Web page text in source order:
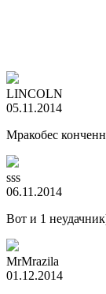
LINCOLN
05.11.2014
Мракобес
sss
06.11.2014
Вот и 1
MrMrazila
01.12.2014